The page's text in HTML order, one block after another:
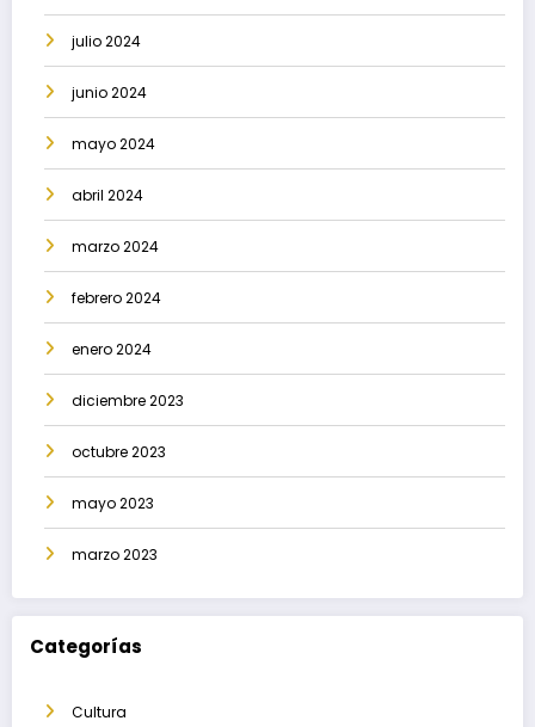
julio 2024
junio 2024
mayo 2024
abril 2024
marzo 2024
febrero 2024
enero 2024
diciembre 2023
octubre 2023
mayo 2023
marzo 2023
Categorías
Cultura